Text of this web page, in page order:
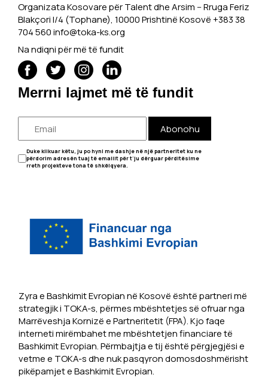
Organizata Kosovare për Talent dhe Arsim -- Rruga Feriz
Blakçori I/4 (Tophane), 10000 Prishtinë Kosovë +383 38
704 560info@toka-ks.org
Na ndiqni për më të fundit
Merrni lajmet më të fundit
Abonohu
Duke klikuar këtu, ju po hyni me dashje në një partneritet ku ne
përdorim adresën tuaj të emailit për t'ju dërguar përditësime
rreth projekteve tona të shkëlqyera.
Zyra e Bashkimit Evropian në Kosovë është partneri më
strategjik i TOKA-s, përmes mbështetjes së ofruar nga
Marrëveshja Kornizë e Partneritetit (FPA). Kjo faqe
interneti mirëmbahet me mbështetjen financiare të
Bashkimit Evropian. Përmbajtja e tij është përgjegjësi e
vetme e TOKA-s dhe nuk pasqyron domosdoshmërisht
pikëpamjet e Bashkimit Evropian.